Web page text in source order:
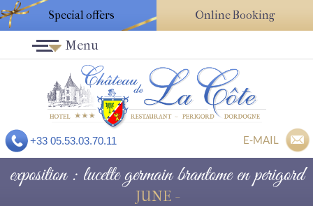
Special offers Online Booking
+33 05.53.03.70.11 E-MAIL
Menu
exposition : lucette germain brantome en perigord
JUNE -